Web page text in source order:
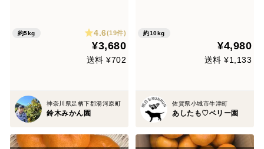
約5kg 4.6(19件)
¥3,680
送料 ¥702
神奈川県足柄下郡湯河原町
鈴木みかん園
約10kg
¥4,980
送料 ¥1,133
佐賀県小城市牛津町
あしたも♡ベリー園